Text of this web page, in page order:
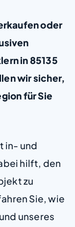
oder
in 85135
wir sicher,
für Sie
in- und
hilft, den
zu
Sie, wie
unseres